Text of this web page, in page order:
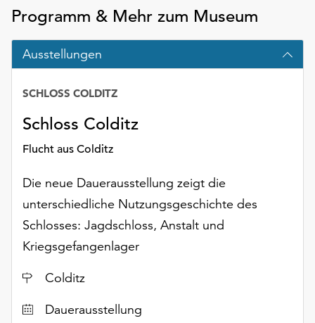
Möchten
die
verwendeten
anpassen,
erreichen
Sie
die
über
Schaltfläche
„Auswählen“.
Weitere
Informationen
finden
Sie
Programm & Mehr zum Museum
Ausstellungen
Schloss Colditz
Flucht aus Colditz
SCHLOSS COLDITZ
Die neue Dauerausstellung zeigt die
unterschiedliche Nutzungsgeschichte des
Schlosses: Jagdschloss, Anstalt und
Kriegsgefangenlager
Ort
Colditz
Datum
Dauerausstellung